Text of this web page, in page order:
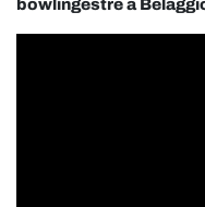
bowlingestre a